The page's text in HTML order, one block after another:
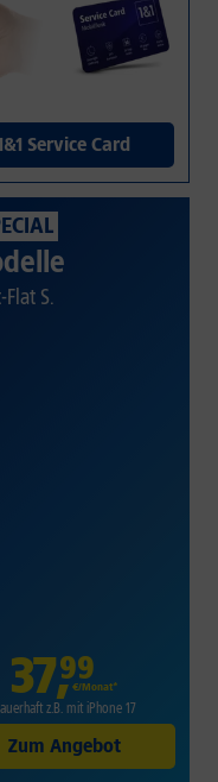
Service Card
S.
37,99
€/Monat*
z.B. mit iPhone 17
Zum Angebot